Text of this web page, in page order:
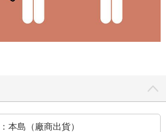
本島（廠商出貨）